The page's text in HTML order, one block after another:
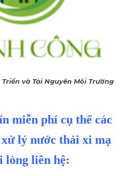
và Tài Nguyên Môi Trường
miễn phí cụ thể các
lý nước thải xi mạ
lòng liên hệ: